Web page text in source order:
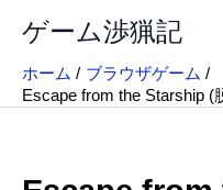
ゲーム渉猟記
ホーム
ブラウザゲーム
Escape from the Starship (